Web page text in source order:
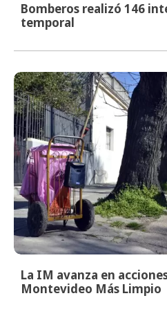
Bomberos realizó 146
temporal
La IM avanza en
Montevideo Más Limpio